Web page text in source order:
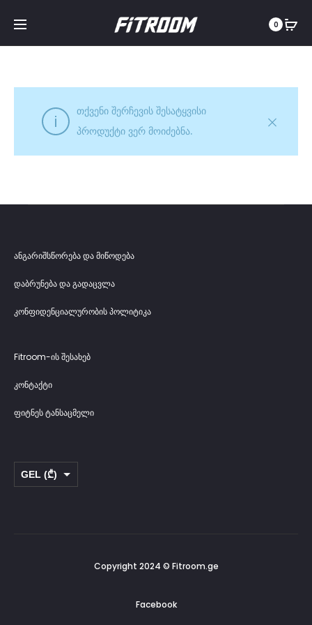
0
თქვენი შერჩევის შესატყვისი
პროდუქტი ვერ მოიძებნა.
ანგარიშსწორება და მიწოდება
დაბრუნება და გადაცვლა
კონფიდენციალურობის პოლიტიკა
Fitroom-ის შესახებ
კონტაქტი
ფიტნეს ტანსაცმელი
GEL (₾)
Copyright 2024 © Fitroom.ge
Facebook